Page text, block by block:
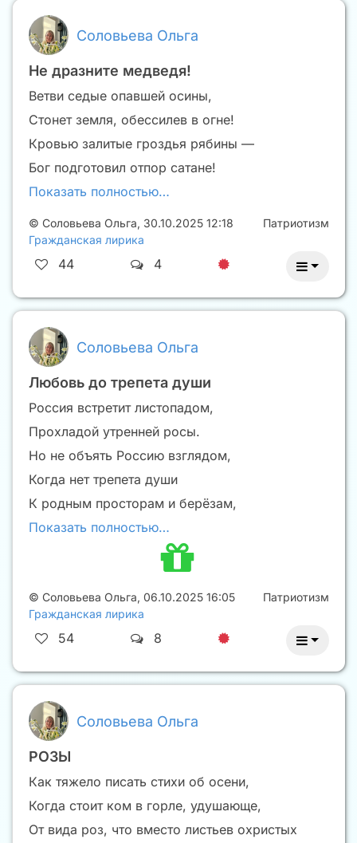
Соловьева Ольга
Не дразните медведя!
Ветви седые опавшей осины,
Стонет земля, обессилев в огне!
Кровью залитые гроздья рябины —
Бог подготовил отпор сатане!
Показать полностью…
© Соловьева Ольга, 30.10.2025 12:18
Гражданская лирика
Патриотизм
44 4
Соловьева Ольга
Любовь до трепета души
Россия встретит листопадом,
Прохладой утренней росы.
Но не объять Россию взглядом,
Когда нет трепета души
К родным просторам и берёзам,
Показать полностью…
© Соловьева Ольга, 06.10.2025 16:05
Гражданская лирика
Патриотизм
54 8
Соловьева Ольга
РОЗЫ
Как тяжело писать стихи об осени,
Когда стоит ком в горле, удушающе,
От вида роз, что вместо листьев охристых